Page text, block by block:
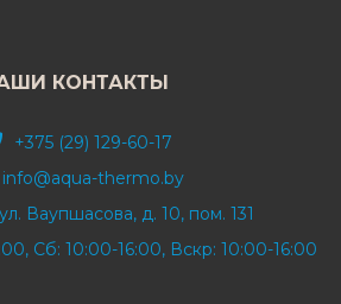
КОНТАКТЫ
+375 (29) 129-60-17
info@aqua-thermo.by
Ваупшасова, д. 10, пом. 131
Сб: 10:00-16:00, Вскр: 10:00-16:00